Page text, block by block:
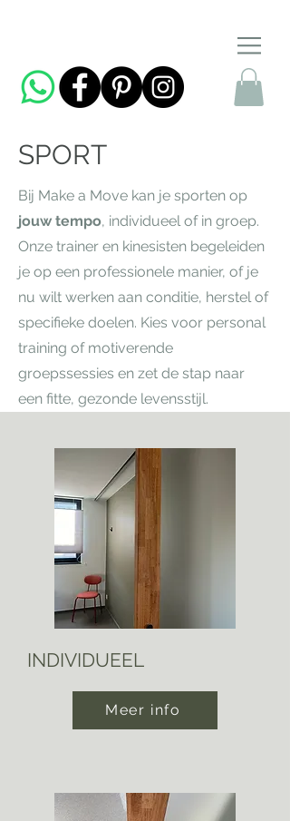
SPORT
Bij Make a Move kan je sporten op
jouw tempo, individueel of in groep.
Onze trainer en kinesisten begeleiden
je op een professionele manier, of je
nu wilt werken aan conditie, herstel of
specifieke doelen. Kies voor personal
training of motiverende
groepssessies en zet de stap naar
een fitte, gezonde levensstijl.
INDIVIDUEEL
Meer info